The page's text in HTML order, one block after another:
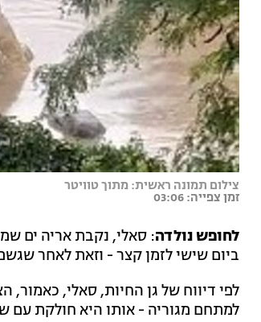
צילום תמונה ראשית: מתוך טוויטר
זמן צפייה: 03:06
לחופש נולדה: סאלי, נקבת אריה ים
ביום שישי לזמן קצר - וזאת לאחר
לפי דיווח של גן החיות, סאלי,
למתחם מגוריה - אותו היא חולקת עם